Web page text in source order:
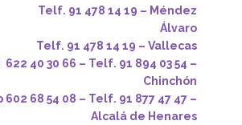
478 14 19 – Méndez
Álvaro
478 14 19 – Vallecas
40 30 66 – Telf. 91 894 03 54 –
Chinchón
602 68 54 08 – Telf. 91 877 47 47 –
Alcalá de Henares